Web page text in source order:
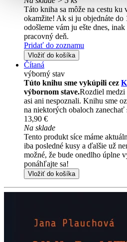
Táto kniha sa môže na cestu
okamžite! Ak si ju objednáte do
odošleme vám ju ešte dnes,
pracovný deň.
Pridať do zoznamu
Vložiť do košíka
Čítaná
výborný stav
Túto knihu sme vykúpili cez
výbornom stave.Rozdiel
asi ani nespoznali. Knihu sme
na niektorých obaloch zanechať
13,90 €
Na sklade
Tento produkt síce máme
iba posledné kusy a ďalšie už
možné, že bude onedlho úplne
ponáhľajte sa!
Vložiť do košíka